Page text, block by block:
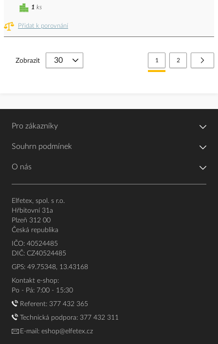
Přidat k porovnání
1 ks
Stránka
Právě si prohlížíte
1 Stránka
2
Zobrazit
Pro zákazníky
Souhrn podmínek
O nás
Elfetex, spol. s r.o.
Hřbitovní 31a
Plzeň 312 00
Česká republika
IČO: 40524485
DIČ: CZ40524485
GPS: 49.75348, 13.43168
Kontakt e-shop:
Po - Pá: 7:00 - 15:30
Referent: 377 432 365
Technická podpora: 377 432 311
E-mail: eshop@elfetex.cz